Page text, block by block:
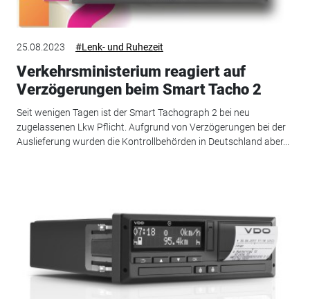
25.08.2023 #Lenk- und Ruhezeit
Verkehrsministerium reagiert auf
Verzögerungen beim Smart Tacho 2
Seit wenigen Tagen ist der Smart Tachograph 2 bei neu
zugelassenen Lkw Pflicht. Aufgrund von Verzögerungen bei der
Auslieferung wurden die Kontrollbehörden in Deutschland aber...